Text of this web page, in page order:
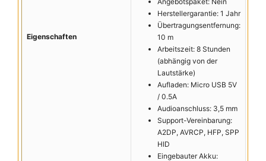
Eigenschaften
Herstellergarantie: 1 Jahr
Übertragungsentfernung:
10 m
Arbeitszeit: 8 Stunden
(abhängig von der
Lautstärke)
Aufladen: Micro USB 5V
/ 0.5A
Audioanschluss: 3,5 mm
Support-Vereinbarung:
A2DP, AVRCP, HFP, SPP
HID
Eingebauter Akku: